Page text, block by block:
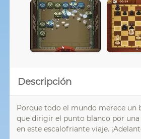
Descripción
Porque todo el mundo merece un
que dirigir el punto blanco por una
en este escalofriante viaje.